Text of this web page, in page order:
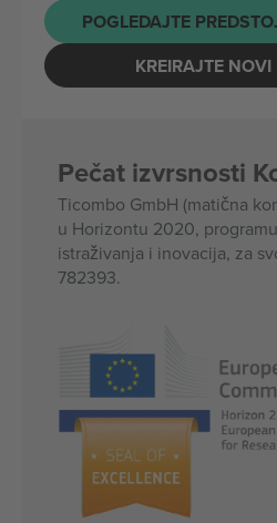
POGLEDAJTE
KREIRAJTE
Pečat izvrsnosti
Ticombo GmbH (matična
u Horizontu 2020,
istraživanja i inovacija, za
782393.